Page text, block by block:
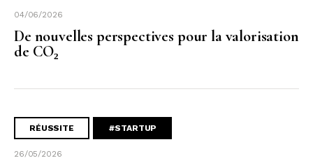
04/06/2026
De nouvelles perspectives pour la valorisation
de CO₂
RÉUSSITE #STARTUP
26/05/2026